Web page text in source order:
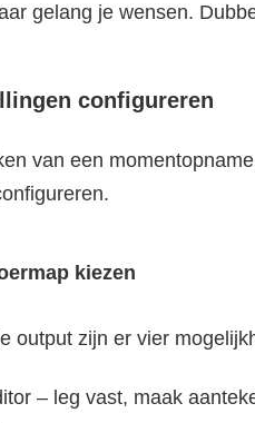
gelang je wensen.
configureren
van een
kiezen
output zijn er vier
– leg vast, maak